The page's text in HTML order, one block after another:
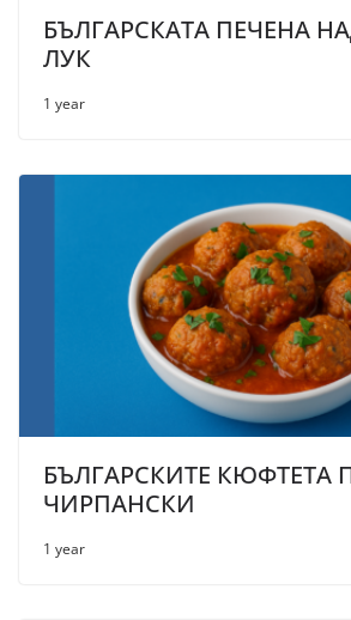
БЪЛГАРСКАТА ПЕЧЕНА
ЛУК
1 year
БЪЛГАРСКИТЕ КЮФТЕТА
ЧИРПАНСКИ
1 year